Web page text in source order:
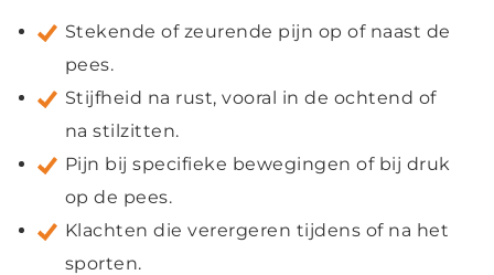
Stekende of zeurende pijn op of naast de
pees.
Stijfheid na rust, vooral in de ochtend of
na stilzitten.
Pijn bij specifieke bewegingen of bij druk
op de pees.
Klachten die verergeren tijdens of na het
sporten.